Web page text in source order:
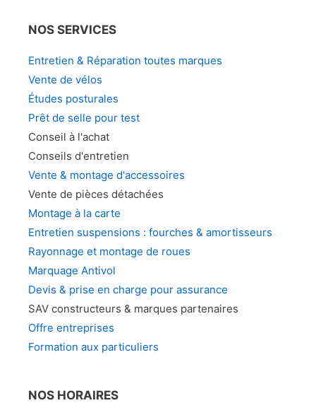
NOS SERVICES
Entretien & Réparation toutes marques
Vente de vélos
Études posturales
Prêt de selle pour test
Conseil à l'achat
Conseils d'entretien
Vente & montage d'accessoires
Vente de pièces détachées
Montage à la carte
Entretien suspensions : fourches & amortisseurs
Rayonnage et montage de roues
Marquage Antivol
Devis & prise en charge pour assurance
SAV constructeurs & marques partenaires
Offre entreprises
Formation aux particuliers
NOS HORAIRES